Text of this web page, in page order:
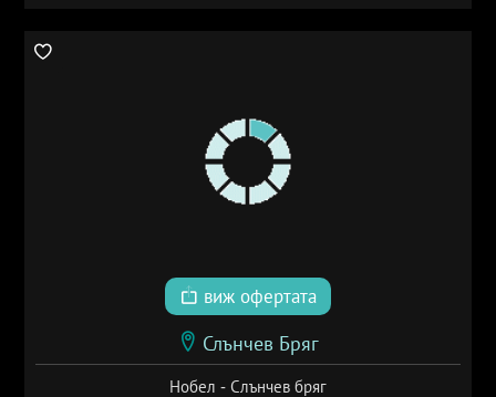
виж офертата
Слънчев Бряг
Нобел - Слънчев бряг